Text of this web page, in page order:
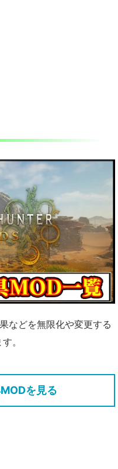
などを無限化や変更する
。
を見る